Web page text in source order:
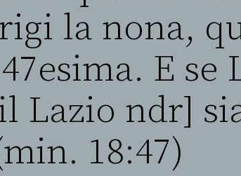
la nona,
E se
Lazio ndr]
18:47)